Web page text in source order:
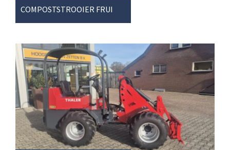
btw/